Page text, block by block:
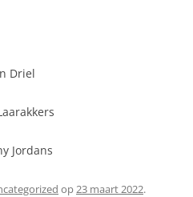
Driel
Jordans
op23 maart 2022.